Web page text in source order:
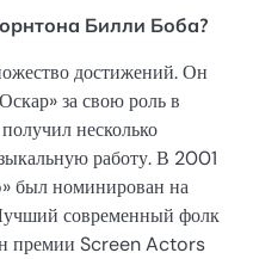
Билли Боба?
достижений. Он
за свою роль в
несколько
работу. В 2001
был номинирован на
современный фолк
премии Screen Actors